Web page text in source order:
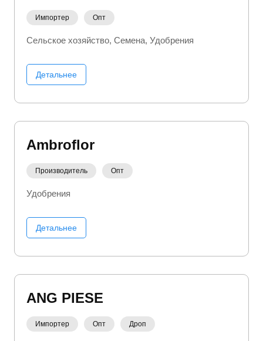
Импортер Опт
Сельское хозяйство Семена Удобрения
Детальнее
Ambroflor
Производитель Опт
Удобрения
Детальнее
ANG PIESE
Импортер Опт Дроп